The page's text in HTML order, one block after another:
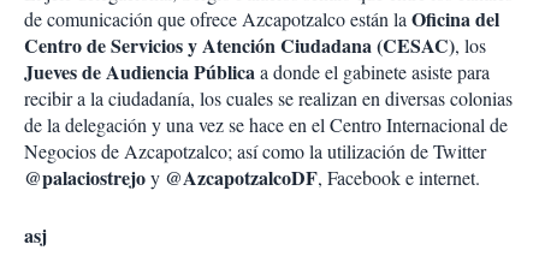
de comunicación que ofrece Azcapotzalco están la Oficina del
Centro de Servicios y Atención Ciudadana (CESAC), los
Jueves de Audiencia Públicaa donde el gabinete asiste para
recibir a la ciudadanía, los cuales se realizan en diversas colonias
de la delegación y una vez se hace en el Centro Internacional de
Negocios de Azcapotzalco; así como la utilización de Twitter
@palaciostrejoy @AzcapotzalcoDF, Facebook e internet.
asj